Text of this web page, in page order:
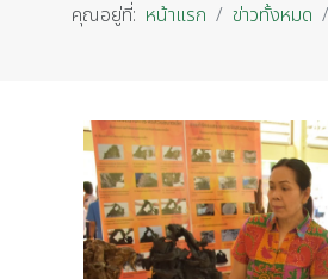
คุณอยู่ที่: หน้าแรก ข่าวทั้งหมด